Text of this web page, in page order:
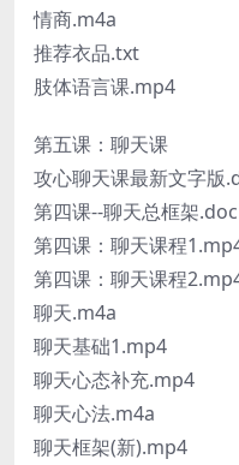
情商.m4a
推荐衣品.txt
肢体语言课.mp4
第五课：聊天课
攻心聊天课最新文字版
第四课--聊天总框架.doc
第四课：聊天课程
第四课：聊天课程
聊天.m4a
聊天基础1.mp4
聊天心态补充.mp4
聊天心法.m4a
聊天框架(新).mp4